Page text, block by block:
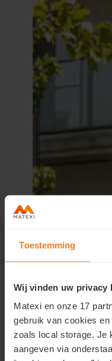
Toestemming
Wij vinden uw privacy
Matexi en onze 17
gebruik van cookies
zoals local storage. Je
aangeven via
Wil je meer informatie
Vul hier je